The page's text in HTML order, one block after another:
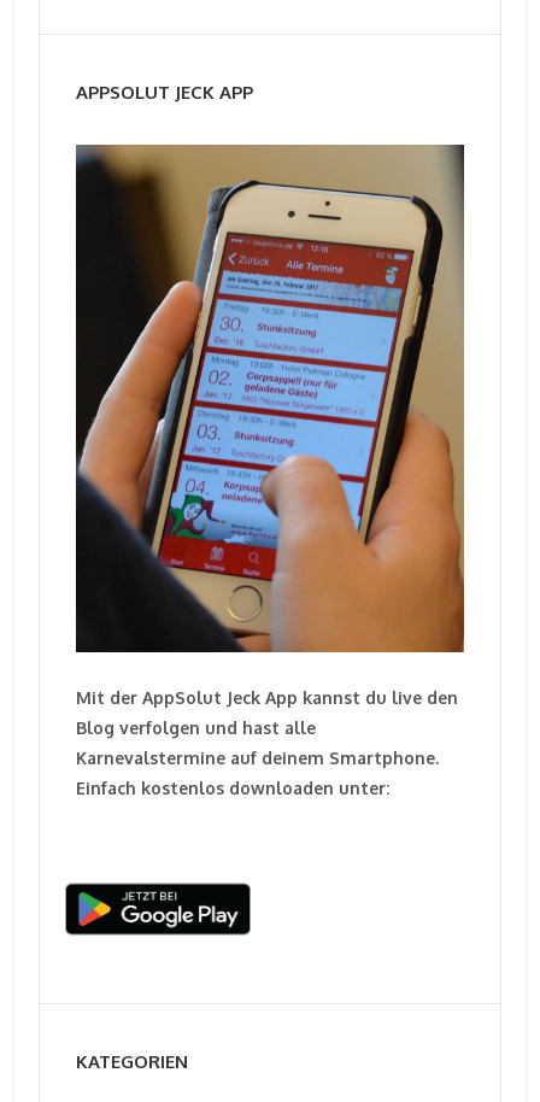
APPSOLUT JECK APP
Mit der AppSolut Jeck App kannst du live den
Blog verfolgen und hast alle
Karnevalstermine auf deinem Smartphone.
Einfach kostenlos downloaden unter:
KATEGORIEN